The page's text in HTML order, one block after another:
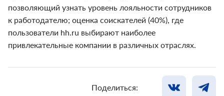
позволяющий узнать уровень лояльности сотрудников
к работодателю; оценка соискателей (40%), где
пользователи hh.ru выбирают наиболее
привлекательные компании в различных отраслях.
Поделиться: